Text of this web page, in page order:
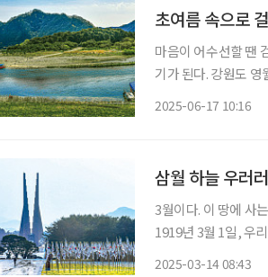
초여름 속으로
마음이 어수선할 땐
기가 된다. 강원도 영월에 다녀왔다. 청량한 공기 속
2025-06-17 10:16
삼월 하늘 우러
3월이다. 이 땅에 사
1919년 3월 1일, 우
2025-03-14 08:43